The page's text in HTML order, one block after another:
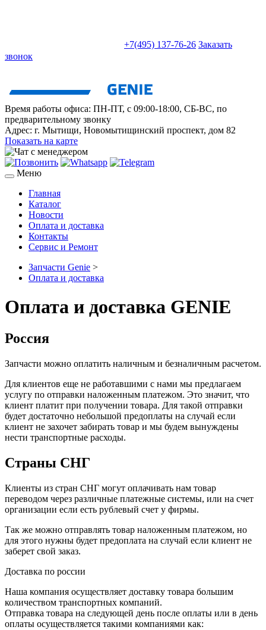
+7(495) 137-76-26 Заказать
звонок
Время работы офиса: ПН-ПТ, с 09:00-18:00, СБ-ВС, по
предварительному звонку
Адрес: г. Мытищи, Новомытищинский проспект, дом 82
Показать на карте
Меню
Главная
Каталог
Новости
Оплата и доставка
Контакты
Сервис и Ремонт
Запчасти Genie >
Оплата и доставка
Оплата и доставка GENIE
Россия
Запчасти можно оплатить наличным и безналичным расчетом.
Для клиентов еще не работавшими с нами мы предлагаем
услугу по отправки наложенным платежом. Это значит, что
клиент платит при получении товара. Для такой отправки
будет достаточно небольшой предоплаты на случай если
клиент не захочет забирать товар и мы будем вынуждены
нести транспортные расходы.
Страны СНГ
Клиенты из стран СНГ могут оплачивать нам товар
переводом через различные платежные системы, или на счет
организации если есть рублевый счет у фирмы.
Так же можно отправлять товар наложенным платежом, но
для этого нужны будет предоплата на случай если клиент не
заберет свой заказ.
Доставка по россии
Наша компания осуществляет доставку товара большим
количеством транспортных компаний.
Отправка товара на следующей день после оплаты или в день
оплаты осуществляется такими компаниями как: